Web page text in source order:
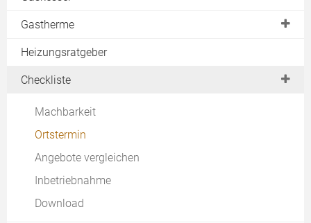
Brennwerttechnik
Lohnt Brennwert?
Gasheizung-Rechner
Gasheizungen von Buderus
Gasheizungen von Viessmann
Gas-Brennwertkessel
Gasetagenheizung
Dachheizzentrale
im Test
H2 Ready
Gastherme
Brennwerttherme
Kombitherme
Heizungsratgeber
Checkliste
Machbarkeit
Ortstermin
Angebote vergleichen
Inbetriebnahme
Download